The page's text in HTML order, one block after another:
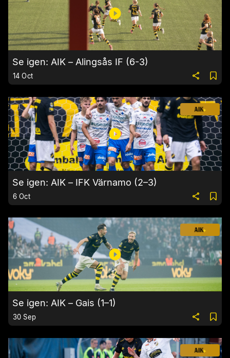
Se igen: AIK – Alingsås IF (6-3)
14 Oct
Se igen: AIK – IFK Värnamo (2–3)
6 Oct
Se igen: AIK – Gais (1–1)
30 Sep